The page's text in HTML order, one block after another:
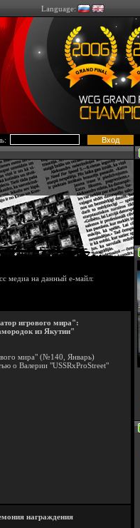
Language:
медиа на данный е-майл:
игрового мира":
из Якутии"
мира" (№140, Январь)
о Валерии "USSRxProStreet"
награждения